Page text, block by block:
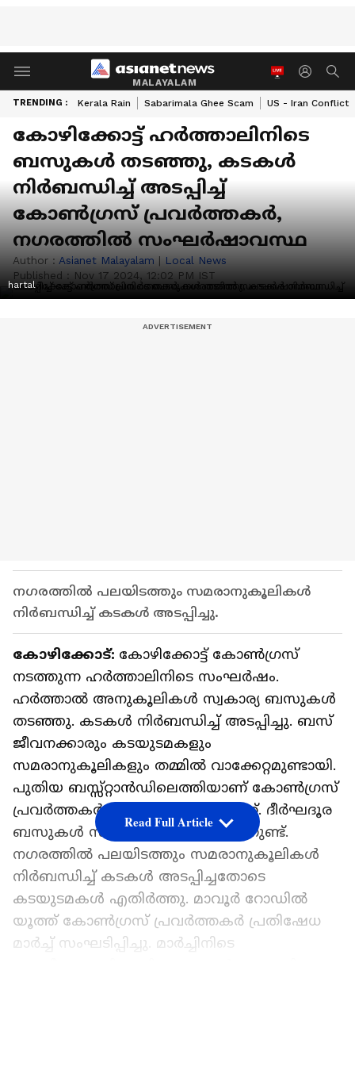
MALAYALAM
TRENDING : Kerala Rain Sabarimala Ghee Scam US - Iran Conflict
കോഴിക്കോട്ട് ഹർത്താലിനിടെ
ബസുകൾ തടഞ്ഞു, കടകൾ
നിർബന്ധിച്ച് അടപ്പിച്ച്
കോൺഗ്രസ് പ്രവർത്തകർ,
നഗരത്തിൽ സംഘർഷാവസ്ഥ
Author : Asianet Malayalam | Local News
Published : Nov 17 2024, 12:02 PM IST
hartal
നഗരത്തിൽ പലയിടത്തും സമരാനുകൂലികൾ
നിർബന്ധിച്ച് കടകൾ അടപ്പിച്ചു.
കോഴിക്കോട്: കോഴിക്കോട്ട് കോൺഗ്രസ്
നടത്തുന്ന ഹർത്താലിനിടെ സംഘർഷം.
ഹർത്താൽ അനുകൂലികൾ സ്വകാര്യ ബസുകൾ
തടഞ്ഞു. കടകൾ നിർബന്ധിച്ച് അടപ്പിച്ചു. ബസ്
ജീവനക്കാരും കടയുടമകളും
സമരാനുകൂലികളും തമ്മിൽ വാക്കേറ്റമുണ്ടായി.
പുതിയ ബസ്സ്റ്റാൻഡിലെത്തിയാണ് കോൺഗ്രസ്
പ്രവർത്തകർ ബസുകൾ തടയുന്നത്. ദീർഘദൂര
ബസുകൾ സർവ്വീസുകൾ നടത്തുന്നുണ്ട്.
നഗരത്തിൽ പലയിടത്തും സമരാനുകൂലികൾ
നിർബന്ധിച്ച് കടകൾ അടപ്പിച്ചതോടെ
കടയുടമകൾ എതിർത്തു. മാവൂർ റോഡിൽ
യൂത്ത് കോൺഗ്രസ് പ്രവർത്തകർ പ്രതിഷേധ
മാർച്ച് സംഘടിപ്പിച്ചു. മാർച്ചിനിടെ
Read Full Article